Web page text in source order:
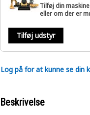
Tilføj din
eller om der er
Tilføj udstyr
Log på for at kunne se din
Beskrivelse